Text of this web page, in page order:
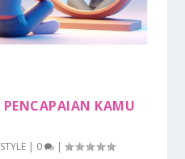
PENCAPAIAN KAMU
| 0 |